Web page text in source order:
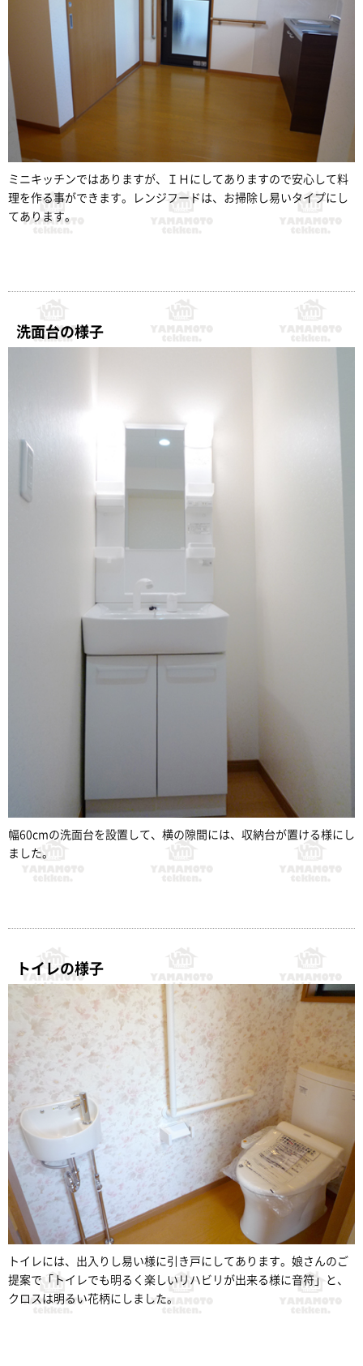
ミニキッチンではありますが、ＩＨにしてありますので安心して料
理を作る事ができます。レンジフードは、お掃除し易いタイプにし
てあります。
洗面台の様子
幅60cmの洗面台を設置して、横の隙間には、収納台が置ける様にし
ました。
トイレの様子
トイレには、出入りし易い様に引き戸にしてあります。娘さんのご
提案で「トイレでも明るく楽しいリハビリが出来る様に音符」と、
クロスは明るい花柄にしました。